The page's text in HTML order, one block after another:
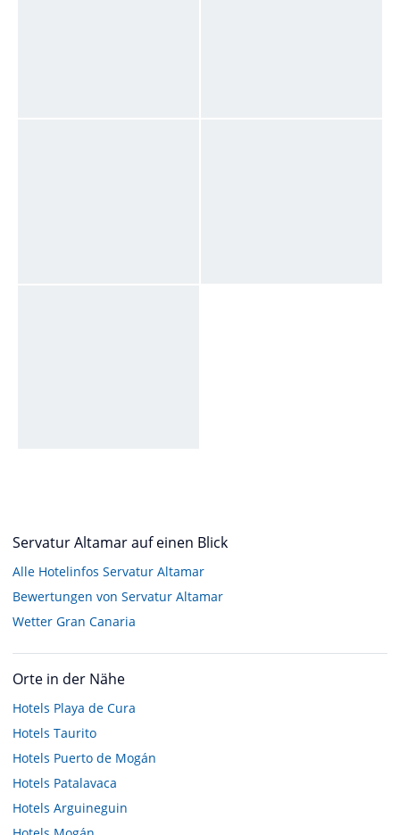
Servatur Altamar auf einen Blick
Alle Hotelinfos Servatur Altamar
Bewertungen von Servatur Altamar
Wetter Gran Canaria
Orte in der Nähe
Hotels Playa de Cura
Hotels Taurito
Hotels Puerto de Mogán
Hotels Patalavaca
Hotels Arguineguin